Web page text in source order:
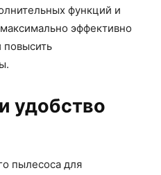
функций и
эффективно
повысить
удобство
пылесоса для